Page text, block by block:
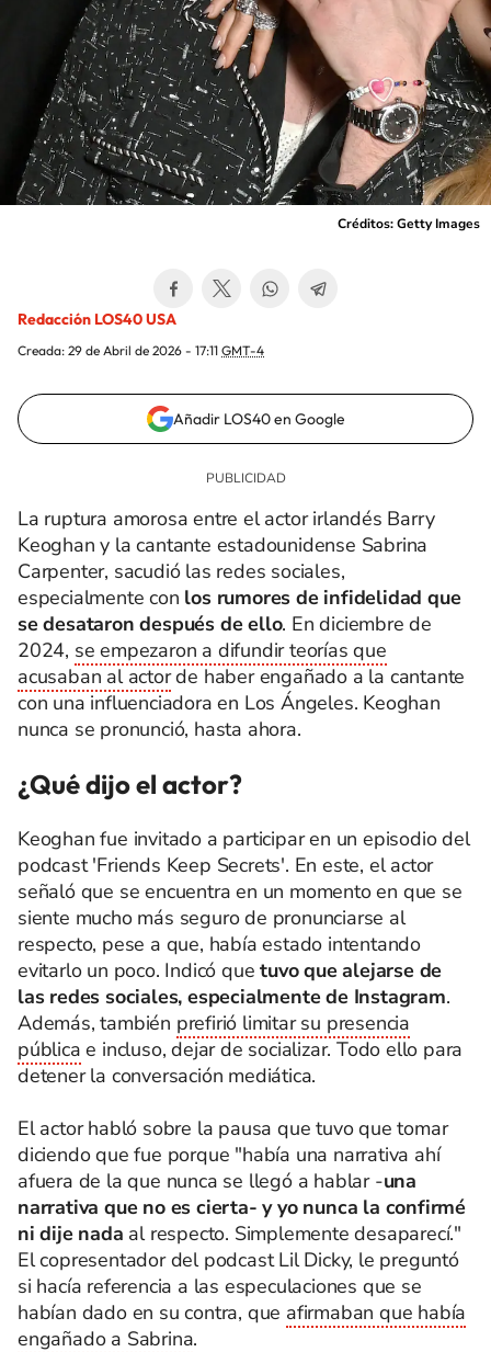
Créditos: Getty Images
Redacción LOS40 USA
Creada: 29 de Abril de 2026 - 17:11 GMT-4
Añadir LOS40 en Google
La ruptura amorosa entre el actor irlandés Barry
Keoghan y la cantante estadounidense Sabrina
Carpenter, sacudió las redes sociales,
especialmente con los rumores de infidelidad que
se desataron después de ello. En diciembre de
2024, se empezaron a difundir teorías que
acusaban al actorde haber engañado a la cantante
con una influenciadora en Los Ángeles. Keoghan
nunca se pronunció, hasta ahora.
¿Qué dijo el actor?
Keoghan fue invitado a participar en un episodio del
podcast 'Friends Keep Secrets'. En este, el actor
señaló que se encuentra en un momento en que se
siente mucho más seguro de pronunciarse al
respecto, pese a que, había estado intentando
evitarlo un poco. Indicó quetuvo que alejarse de
las redes sociales, especialmente de Instagram.
Además, también prefirió limitar su presencia
pública e incluso, dejar de socializar. Todo ello para
detener la conversación mediática.
El actor habló sobre la pausa que tuvo que tomar
diciendo que fue porque "había una narrativa ahí
afuera de la que nunca se llegó a hablar -una
narrativa que no es cierta- y yo nunca la confirmé
ni dije nada al respecto. Simplemente desaparecí."
El copresentador del podcast Lil Dicky, le preguntó
si hacía referencia a las especulaciones que se
habían dado en su contra, que afirmaban que había
engañado a Sabrina.